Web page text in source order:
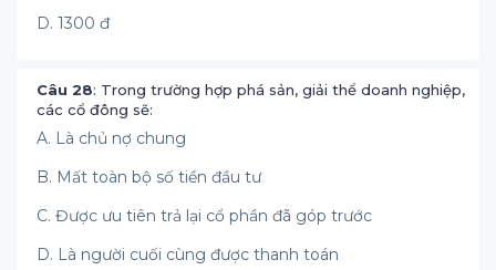
D. 1300 đ
Câu 28: Trong trường hợp phá sản, giải thể doanh nghiệp,
các cổ đông sẽ:
A. Là chủ nợ chung
B. Mất toàn bộ số tiền đầu tư
C. Được ưu tiên trả lại cổ phần đã góp trước
D. Là người cuối cùng được thanh toán